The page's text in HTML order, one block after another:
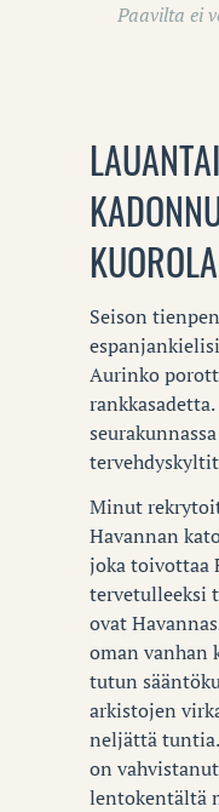
Paavilta ei
Seison
Aurinko
Minut
Havannan
joka toivottaa
tervetulleeksi
ovat
oman vanhan
tutun
arkistojen
neljättä
on
lentokentältä